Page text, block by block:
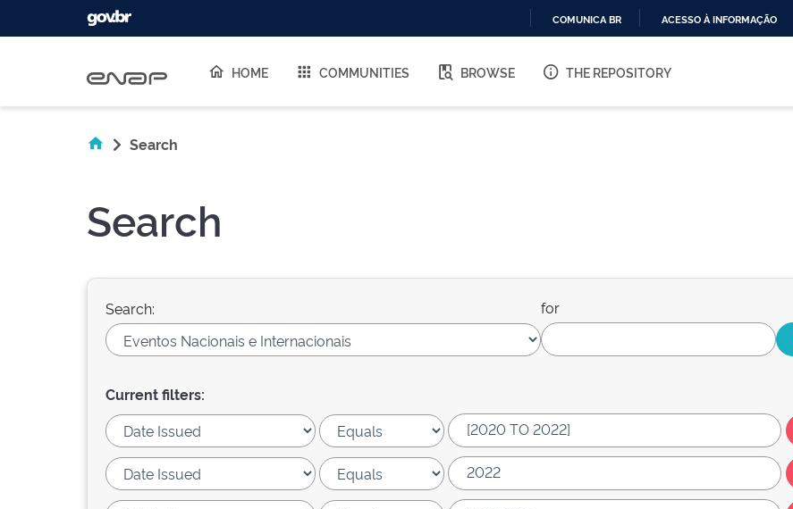
O
COMUNICA BR ACESSO À INFORMAÇÃO
HOME COMMUNITIES BROWSE THE REPOSITORY
Search
Search
Search: for
Current filters: